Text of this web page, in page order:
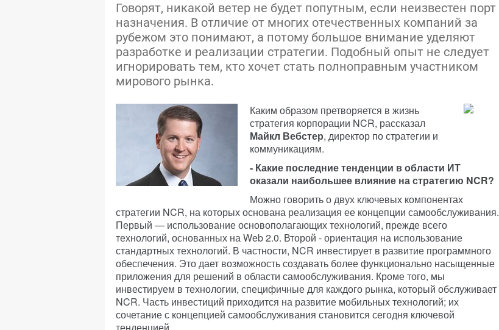
Говорят, никакой ветер не будет попутным, если неизвестен порт
назначения. В отличие от многих отечественных компаний за
рубежом это понимают, а потому большое внимание уделяют
разработке и реализации стратегии. Подобный опыт не следует
игнорировать тем, кто хочет стать полноправным участником
мирового рынка.
Каким образом претворяется в жизнь
стратегия корпорации NCR, рассказал
Майкл Вебстер, директор по стратегии и
коммуникациям.
- Какие последние тенденции в области ИТ
оказали наибольшее влияние на стратегию NCR?
Можно говорить о двух ключевых компонентах
стратегии NCR, на которых основана реализация ее концепции самообслуживания.
Первый — использование основополагающих технологий, прежде всего
технологий, основанных на Web 2.0. Второй - ориентация на использование
стандартных технологий. В частности, NCR инвестирует в развитие программного
обеспечения. Это дает возможность создавать более функционально насыщенные
приложения для решений в области самообслуживания. Кроме того, мы
инвестируем в технологии, специфичные для каждого рынка, который обслуживает
NCR. Часть инвестиций приходится на развитие мобильных технологий; их
сочетание с концепцией самообслуживания становится сегодня ключевой